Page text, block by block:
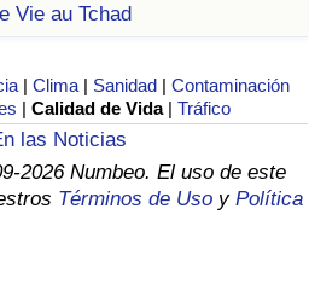
Vie au Tchad
|Clima | Sanidad |Contaminación
|Calidad de Vida |Tráfico
las Noticias
2026 Numbeo. El uso de este
Términos de Uso y Política
país